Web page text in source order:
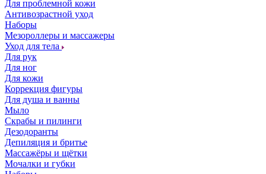
Для проблемной кожи
Антивозрастной уход
Наборы
Мезороллеры и массажеры
Уход для тела
Для рук
Для ног
Для кожи
Коррекция фигуры
Для душа и ванны
Мыло
Скрабы и пилинги
Дезодоранты
Депиляция и бритье
Массажёры и щётки
Мочалки и губки